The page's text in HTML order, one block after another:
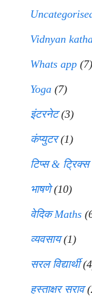
Vidnyan
Whats app (7)
Yoga (7)
इंटरनेट(3)
कंप्युटर(1)
टिप्स & ट्रिक्स
भाषणे(10)
वेदिक Maths
व्यवसाय(1)
सरल विद्यार्थी
हस्ताक्षर सराव